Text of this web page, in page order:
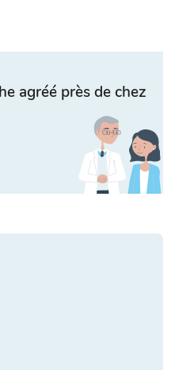
agréé près de chez